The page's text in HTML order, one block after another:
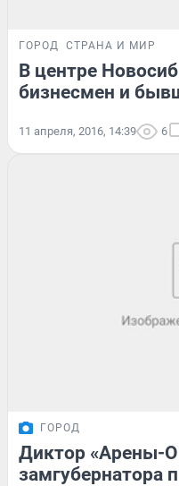
ГОРОД СТРАНА И МИР
В центре
бизнесмен и
11 апреля, 2016, 14:39 6
ГОРОД
Диктор «Арены-
замгубернатора